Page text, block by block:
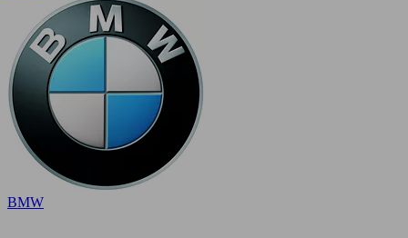
BMW